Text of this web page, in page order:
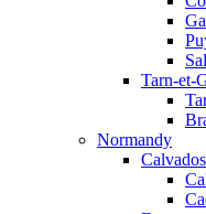
Tarn-et-
Normandy
Calvados